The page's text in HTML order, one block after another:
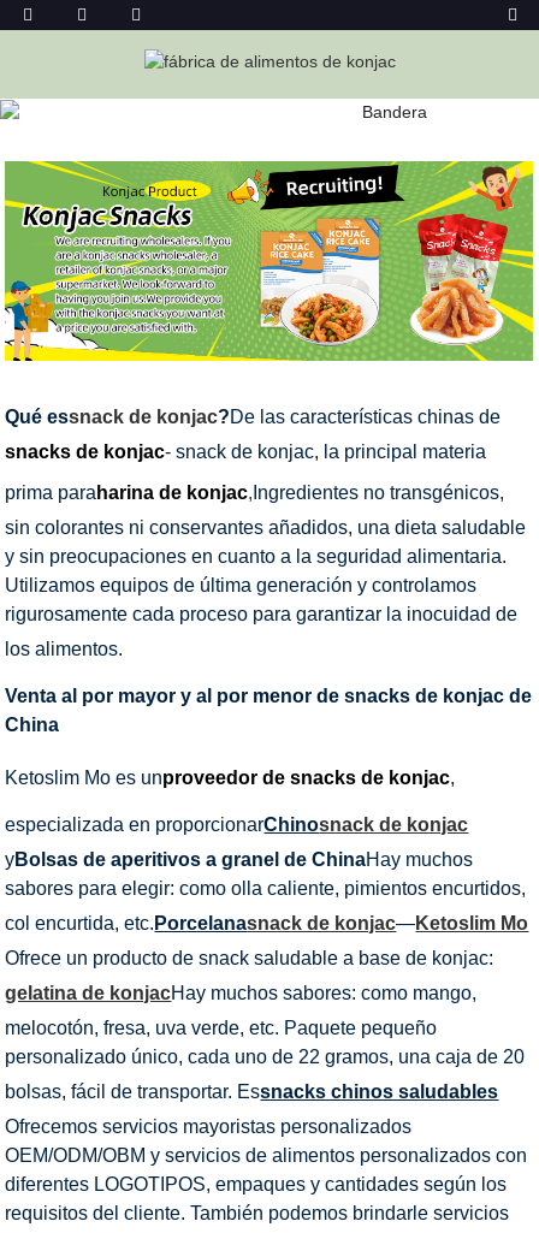
SNACKS DE KONJAC
Qué essnack de konjac?De las características chinas de
snacks de konjac- snack de konjac, la principal materia
prima paraharina de konjac, Ingredientes no transgénicos,
sin colorantes ni conservantes añadidos, una dieta saludable
y sin preocupaciones en cuanto a la seguridad alimentaria.
Utilizamos equipos de última generación y controlamos
rigurosamente cada proceso para garantizar la inocuidad de
los alimentos.
Venta al por mayor y al por menor de snacks de konjac de
China
Ketoslim Mo es unproveedor de snacks de konjac,
especializada en proporcionarChinosnack de konjac
yBolsas de aperitivos a granel de ChinaHay muchos
sabores para elegir: como olla caliente, pimientos encurtidos,
col encurtida, etc. Porcelanasnack de konjac—Ketoslim Mo
Ofrece un producto de snack saludable a base de konjac:
gelatina de konjacHay muchos sabores: como mango,
melocotón, fresa, uva verde, etc. Paquete pequeño
personalizado único, cada uno de 22 gramos, una caja de 20
bolsas, fácil de transportar. Essnacks chinos saludables
Ofrecemos servicios mayoristas personalizados
OEM/ODM/OBM y servicios de alimentos personalizados con
diferentes LOGOTIPOS, empaques y cantidades según los
requisitos del cliente. También podemos brindarle servicios